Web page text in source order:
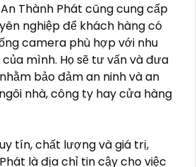
Thành Phát cũng cung cấp
nghiệp để khách hàng có
camera phù hợp với nhu
mình. Họ sẽ tư vấn và đưa
bảo đảm an ninh và an
nhà, công ty hay cửa hàng